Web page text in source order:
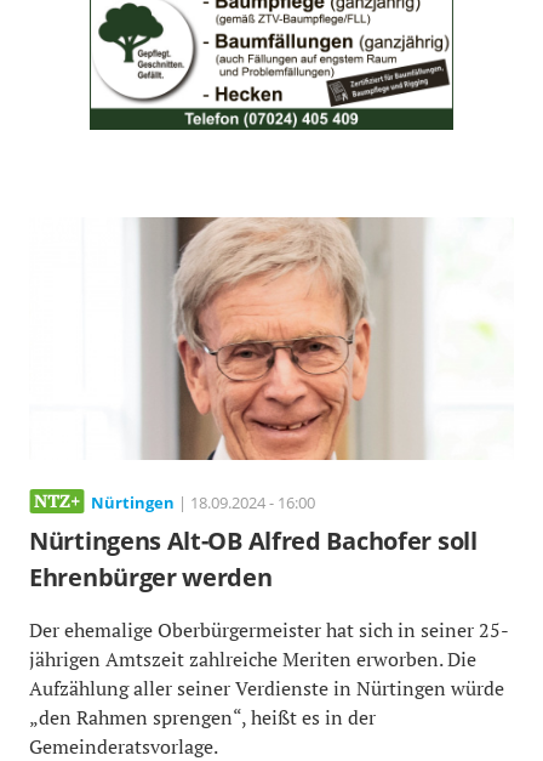
Nürtingen | 18.09.2024 - 16:00
Nürtingens Alt-OB Alfred Bachofer soll
Ehrenbürger werden
Der ehemalige Oberbürgermeister hat sich in seiner 25-
jährigen Amtszeit zahlreiche Meriten erworben. Die
Aufzählung aller seiner Verdienste in Nürtingen würde
„den Rahmen sprengen“, heißt es in der
Gemeinderatsvorlage.